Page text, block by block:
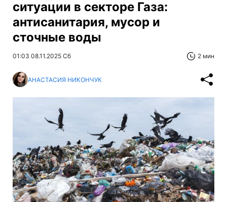
ситуации в секторе Газа:
антисанитария, мусор и
сточные воды
01:03 08.11.2025 Сб 2 мин
АНАСТАСИЯ НИКОНЧУК